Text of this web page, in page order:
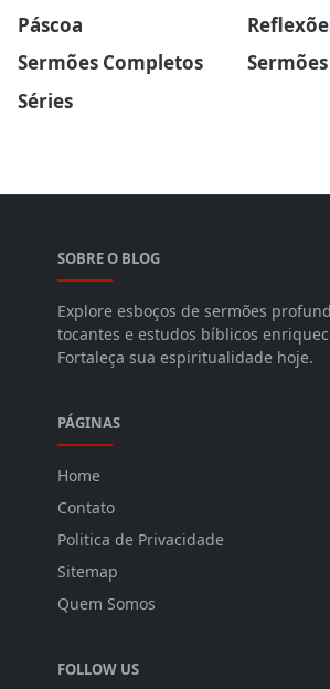
Páscoa
Sermões Completos
Séries
SOBRE O BLOG
Explore esboços de sermões
tocantes e estudos bíblicos
Fortaleça sua espiritualidade hoje.
PÁGINAS
Home
Contato
Politica de Privacidade
Sitemap
Quem Somos
FOLLOW US